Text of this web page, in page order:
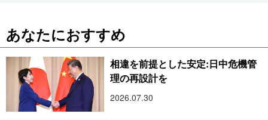
あなたにおすすめ
相違を前提とした安定:日中危機管
理の再設計を
2026.07.30